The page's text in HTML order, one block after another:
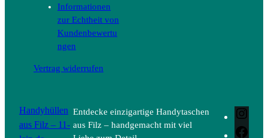
Informationen
zur Echtheit von
Kundenbewertu
ngen
Vertrag widerrufen
Handyhüllen
aus Filz – 11-
Entdecke einzigartige Handytaschen
aus Filz – handgemacht mit viel